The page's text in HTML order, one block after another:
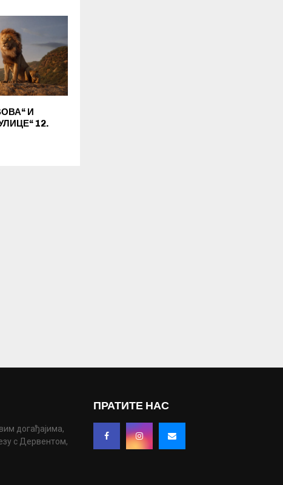
И
12.
догађајима,
с Дервентом,
ПРАТИТЕ НАС